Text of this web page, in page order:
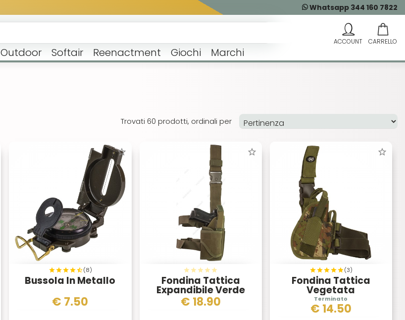
Whatsapp 344 160 7822
Outdoor Softair Reenactment Giochi Marchi
Trovati 60 prodotti, ordinali per
(8)
Bussola In Metallo
€ 7.50
Fondina Tattica
Expandibile Verde
€ 18.90
(3)
Fondina Tattica
Vegetata
€ 14.50